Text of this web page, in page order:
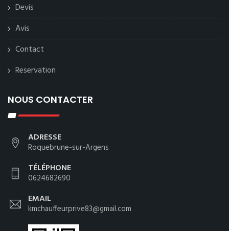
Devis
Avis
Contact
Reservation
NOUS CONTACTER
ADRESSE
Roquebrune-sur-Argens
TÉLÉPHONE
0624682690
EMAIL
kmchauffeurprive83@gmail.com